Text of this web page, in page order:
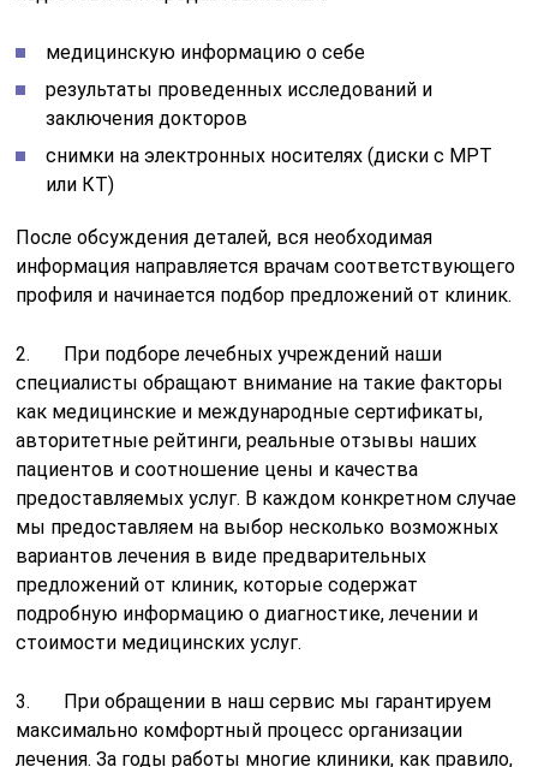
медицинскую информацию о себе
результаты проведенных исследований и
заключения докторов
снимки на электронных носителях (диски с МРТ
или КТ)
После обсуждения деталей, вся необходимая
информация направляется врачам соответствующего
профиля и начинается подбор предложений от клиник.
2. При подборе лечебных учреждений наши
специалисты обращают внимание на такие факторы
как медицинские и международные сертификаты,
авторитетные рейтинги, реальные отзывы наших
пациентов и соотношение цены и качества
предоставляемых услуг. В каждом конкретном случае
мы предоставляем на выбор несколько возможных
вариантов лечения в виде предварительных
предложений от клиник, которые содержат
подробную информацию о диагностике, лечении и
стоимости медицинских услуг.
3. При обращении в наш сервис мы гарантируем
максимально комфортный процесс организации
лечения. За годы работы многие клиники, как правило,